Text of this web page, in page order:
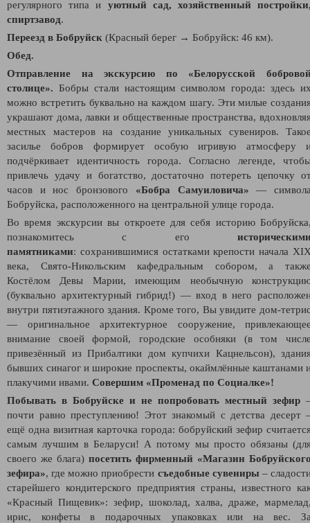
регулярного типа и уютный сад, хозяйственный
спиртзавод.
Переезд в Бобруйск (Красный берег → Бобруйск: 46 км).
Обед.
Отправление на экскурсию по «Белорусской
столице». Бобры стали настоящим символом города: здесь
можно встретить буквально на каждом шагу. Эти милые
украшают дома, лавки и общественные пространства,
местных мастеров на создание уникальных сувениров.
засилье бобров формирует особую игривую атмосферу
подчёркивает идентичность города. Согласно легенде,
привлечь удачу и богатство, достаточно потереть цепочку
часов и нос бронзового «Бобра Самуиловича» —
Бобруйска, расположенного на центральной улице города.
Во время экскурсии вы откроете для себя историю
познакомитесь с его
памятниками: сохранившимися остатками крепости начала
века, Свято-Никольским кафедральным собором, а
Костёлом Девы Марии, имеющим необычную
(буквально архитектурный гибрид!) — вход в него
внутри пятиэтажного здания. Кроме того, Вы увидите дом-
— оригинальное архитектурное сооружение,
внимание своей формой, городские особняки (в том
привезённый из Прибалтики дом купчихи Кацнельсон),
бывших синагог и широкие проспекты, окаймлённые каштанами
плакучими ивами. Совершим «Променад по Социалке»!
Побывать в Бобруйске и не попробовать местный зефир
почти равно преступлению! Этот знакомый с детства десерт
ещё одна визитная карточка города: бобруйский зефир
самым лучшим в Беларуси! А потому мы просто обязаны
своего же блага) посетить фирменный «Магазин
зефира», где можно приобрести съедобные сувениры –
старейшего кондитерского предприятия страны, известного
«Красный Пищевик»: зефир, шоколад, халва, драже,
ирис, конфеты в подарочных упаковках или на вес.